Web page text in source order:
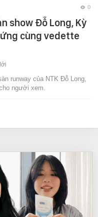
0
show Đỗ Long, Kỳ
cùng vedette
runway của NTK Đỗ Long,
người xem.